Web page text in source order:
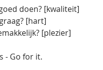
doen? [kwaliteit]
[hart]
[plezier]
- Go for it.